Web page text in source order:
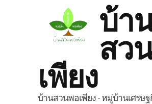
บ้า
สว
เพียง
บ้านสวนพอเพียง - หมู่บ้านเศรษ